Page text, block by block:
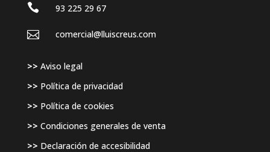
 93 225 29 67
 comercial@lluiscreus.com
>> Aviso legal
>> Política de privacidad
>> Política de cookies
>> Condiciones generales de venta
>> Declaración de accesibilidad